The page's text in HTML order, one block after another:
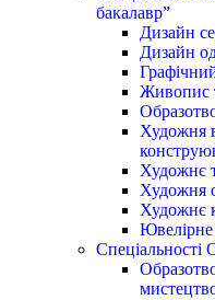
бакалавр”
Дизайн
Дизайн
Живопис
Художня
Художнє
Художня
Художнє
Спеціальності